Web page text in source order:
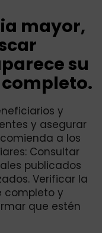
mayor,
su
y
y asegurar
a los
Consultar
publicados
Verificar la
completo y
que estén